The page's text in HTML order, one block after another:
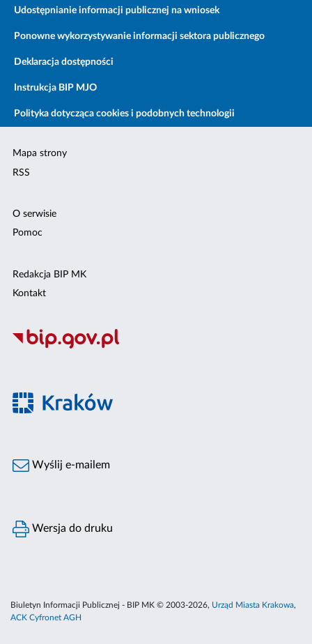
Udostępnianie informacji publicznej na wniosek
Ponowne wykorzystywanie informacji sektora publicznego
Deklaracja dostępności
Instrukcja BIP MJO
Polityka dotycząca cookies i podobnych technologii
Mapa strony
RSS
O serwisie
Pomoc
Redakcja BIP MK
Kontakt
Wyślij e-mailem
Wersja do druku
Biuletyn Informacji Publicznej - BIP MK © 2003-2026, Urząd Miasta Krakowa,
ACK Cyfronet AGH